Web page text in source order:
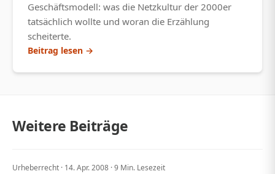
Geschäftsmodell: was die Netzkultur der 2000er
tatsächlich wollte und woran die Erzählung
scheiterte.
Beitrag lesen →
Weitere Beiträge
Urheberrecht · 14. Apr. 2008 · 9 Min. Lesezeit